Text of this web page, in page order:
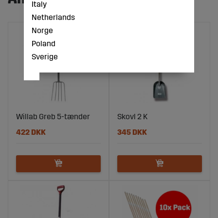
Willab Greb 5-tænder
422 DKK
Skovl 2 K
345 DKK
Italy
Netherlands
Norge
Poland
Sverige